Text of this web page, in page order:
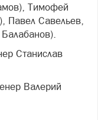
Тимофей
Павел Савельев,
Станислав
Валерий